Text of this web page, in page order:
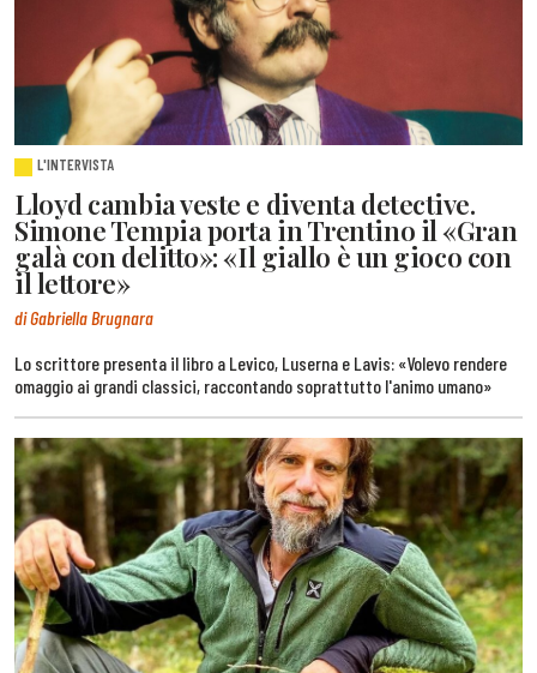
L'INTERVISTA
Lloyd cambia veste e diventa detective.
Simone Tempia porta in Trentino il «Gran
galà con delitto»: «Il giallo è un gioco con
il lettore»
di Gabriella Brugnara
Lo scrittore presenta il libro a Levico, Luserna e Lavis: «Volevo rendere
omaggio ai grandi classici, raccontando soprattutto l'animo umano»